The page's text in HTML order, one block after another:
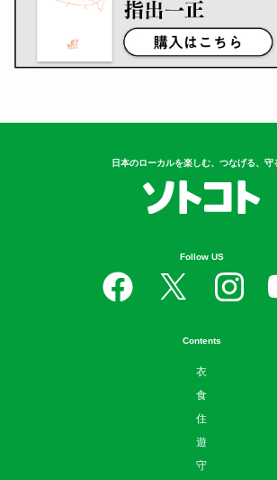
日本のローカルを楽しむ、つなげる、守
Follow US
Contents
衣
食
住
遊
守